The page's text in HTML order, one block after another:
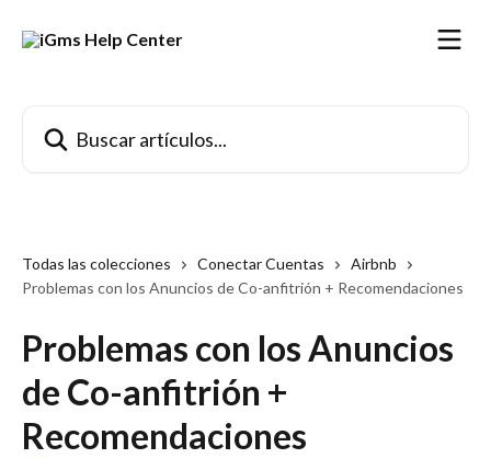
Todas las colecciones Conectar Cuentas
Airbnb
Problemas con los Anuncios de Co-anfitrión + Recomendaciones
Problemas con los Anuncios
de Co-anfitrión +
Recomendaciones